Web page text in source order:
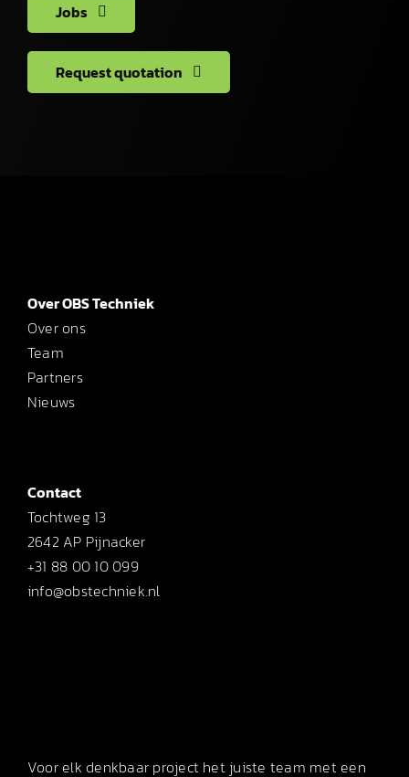
Jobs
Request quotation
Voor elk denkbaar project het juiste team met een
Over OBS Techniek
Over ons
Team
Partners
Nieuws
Contact
Tochtweg 13
2642 AP Pijnacker
+31 88 00 10 099
info@obstechniek.nl